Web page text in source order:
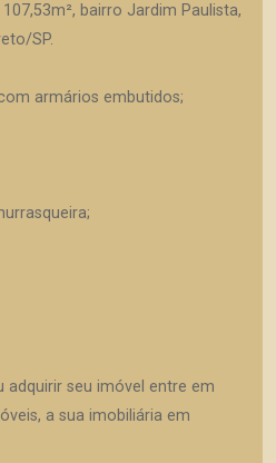
bairro Jardim Paulista,
SP.
armários embutidos;
adquirir seu imóvel entre em
a sua imobiliária em